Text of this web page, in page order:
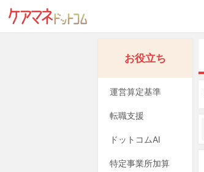
お役立ち
運営算定基準
転職支援
ドットコムAI
特定事業所加算